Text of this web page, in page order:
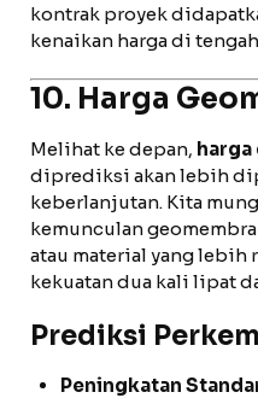
kontrak proyek
kenaikan harga di
10. Harga
Melihat ke depan, harga
diprediksi akan lebih
keberlanjutan. Kita
kemunculan
atau material yang
kekuatan dua kali lipat
Prediksi
Peningkatan